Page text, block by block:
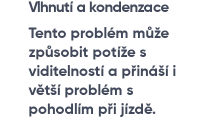
Vlhnutí a kondenzace
Tento problém může
způsobit potíže s
viditelností a přináší i
větší problém s
pohodlím při jízdě.